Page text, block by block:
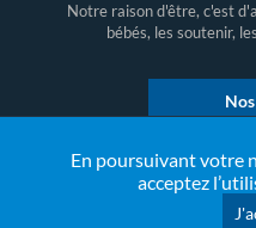
En poursuivant votre
acceptez
Notre raison d'être, c'est
bébés, les soutenir,